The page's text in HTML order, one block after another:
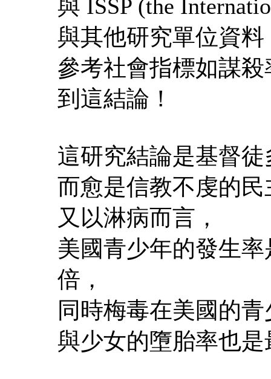
與 ISSP (the
與其他研究單位資料
參考社會指標如謀
到這結論！
這研究結論是基督
而愈是信教不虔的
又以淋病而言，
美國青少年的發生
倍，
同時梅毒在美國的
與少女的墮胎率也